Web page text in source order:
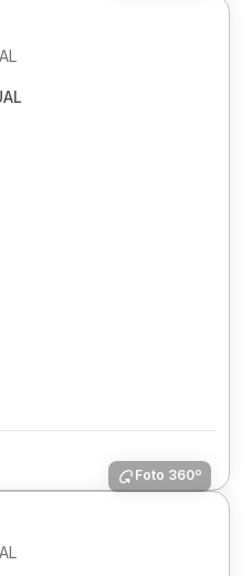
Foto 360º